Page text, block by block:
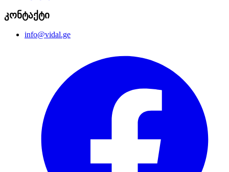
კონტაქტი
info@vidal.ge